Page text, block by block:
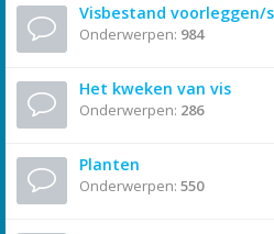
Visbestand voorleggen/
Onderwerpen: 984
Het kweken van vis
Onderwerpen: 286
Planten
Onderwerpen: 550